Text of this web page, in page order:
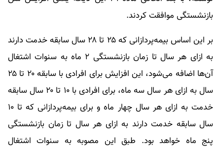
بازنشستگی موافقت کردند.
بر این اساس بیمه‌پردازانی که ۲۵ تا ۲۸ سال سابقه خدمت دارند
به ازای هر سال تا زمان بازنشستگی ۲ ماه به سنوات اشتغال
آن‌ها اضافه می‌شود، این افزایش برای افرادی با سابقه ۲۰ تا ۲۵
سال به ازای هر سال سه ماه، برای افرادی با ۱۰ تا ۲۰ سال سابقه
خدمت به ازای هر سال چهار ماه و برای بیمه‌پردازانی که تا ۱۰
سال سابقه خدمت دارند به ازای هر سال تا زمان بازنشستگی
پنج ماه خواهد بود. طبق این مصوبه به سنوات اشتغال